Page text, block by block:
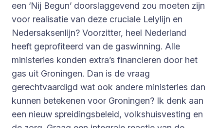
een ‘Nij Begun’ doorslaggevend zou moeten zijn
voor realisatie van deze cruciale Lelylijn en
Nedersaksenlijn? Voorzitter, heel Nederland
heeft geprofiteerd van de gaswinning. Alle
ministeries konden extra’s financieren door het
gas uit Groningen. Dan is de vraag
gerechtvaardigd wat ook andere ministeries dan
kunnen betekenen voor Groningen? Ik denk aan
een nieuw spreidingsbeleid, volkshuisvesting en